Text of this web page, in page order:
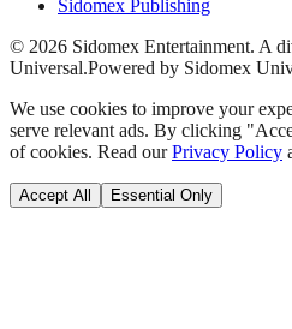
Sidomex Publishing
© 2026 Sidomex Entertainment. A
Universal.Powered by Sidomex
We use cookies to improve your
serve relevant ads. By clicking
of cookies. Read our Privacy Policy
Accept All Essential Only